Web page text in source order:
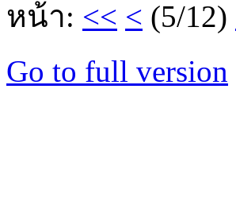
หน้า: << < (5/12)
Go to full version